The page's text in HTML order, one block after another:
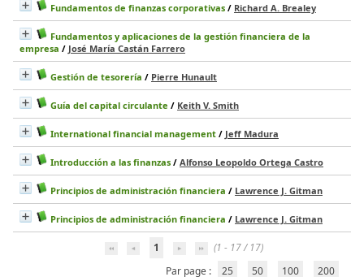
Fundamentos de finanzas corporativas / Richard A. Brealey
Fundamentos y aplicaciones de la gestión financiera de la
empresa / José María Castán Farrero
Gestión de tesorería / Pierre Hunault
Guía del capital circulante / Keith V. Smith
International financial management / Jeff Madura
Introducción a las finanzas / Alfonso Leopoldo Ortega Castro
Principios de administración financiera / Lawrence J. Gitman
Principios de administración financiera / Lawrence J. Gitman
1
(1 - 17 / 17)
Par page :
25 50 100 200